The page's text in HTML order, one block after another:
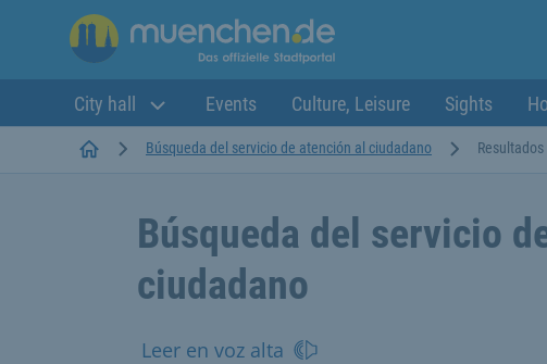
City hall Events Culture, Leisure Sights
StartseiteBúsqueda del servicio de atención al ciudadano
Búsqueda del servicio
ciudadano
Leer en voz alta